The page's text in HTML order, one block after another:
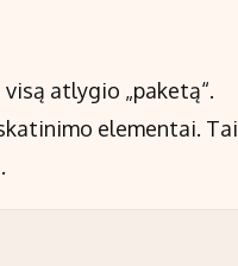
atlygio „paketą“.
elementai. Tai